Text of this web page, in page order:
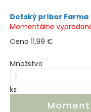
Detský príbor Farma
Momentálne
Cena 11,99 €
Množstvo
ks